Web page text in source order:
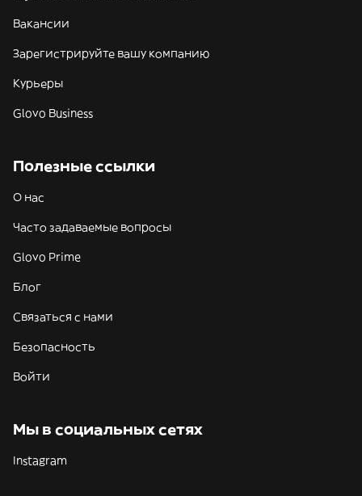
Вакансии
Зарегистрируйте вашу компанию
Курьеры
Glovo Business
Полезные ссылки
О нас
Часто задаваемые вопросы
Glovo Prime
Блог
Связаться с нами
Безопасность
Войти
Мы в социальных сетях
Instagram